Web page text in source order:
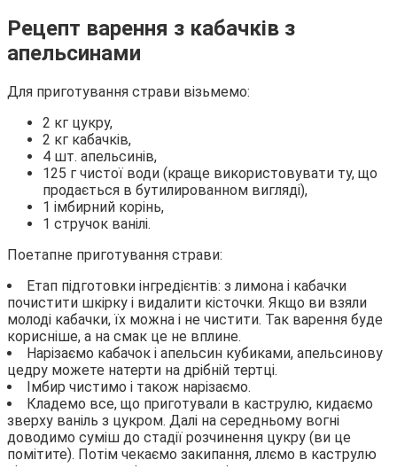
Рецепт варення з кабачків з
апельсинами
Для приготування страви візьмемо:
2 кг цукру,
2 кг кабачків,
4 шт. апельсинів,
125 г чистої води (краще використовувати ту, що
продається в бутилированном вигляді),
1 імбирний корінь,
1 стручок ванілі.
Поетапне приготування страви:
Етап підготовки інгредієнтів: з лимона і кабачки
почистити шкірку і видалити кісточки. Якщо ви взяли
молоді кабачки, їх можна і не чистити. Так варення буде
корисніше, а на смак це не вплине.
Нарізаємо кабачок і апельсин кубиками, апельсинову
цедру можете натерти на дрібній тертці.
Імбир чистимо і також нарізаємо.
Кладемо все, що приготували в каструлю, кидаємо
зверху ваніль з цукром. Далі на середньому вогні
доводимо суміш до стадії розчинення цукру (ви це
помітите). Потім чекаємо закипання, ллємо в каструлю